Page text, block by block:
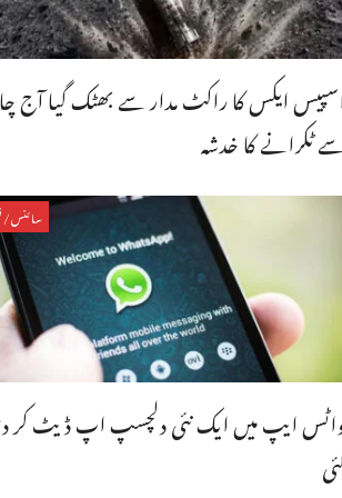
ایکس کا راکٹ مدار سے بھٹک گیا آج
ٹکرانے کا خدشہ
سائنس/
ایپ میں ایک نئی دلچسپ اپ ڈیٹ کر